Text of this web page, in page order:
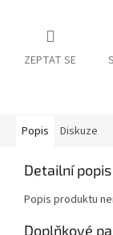
ZEPTAT SE
Popis Diskuze
Detailní
Popis produktu
Doplňkové